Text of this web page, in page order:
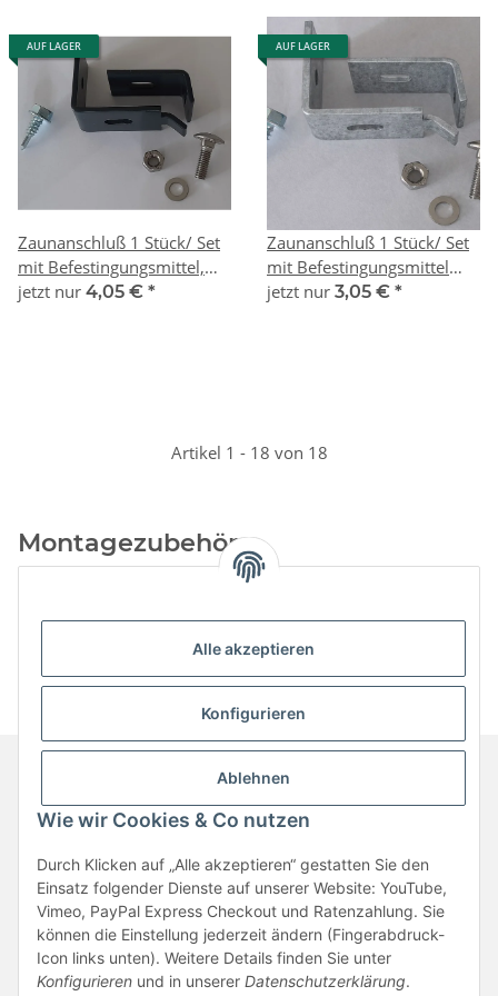
Alle akzeptieren
Konfigurieren
Ablehnen
Wie wir Cookies & Co nutzen
Durch Klicken auf „Alle akzeptieren“ gestatten Sie den
Einsatz folgender Dienste auf unserer Website: YouTube,
Vimeo, PayPal Express Checkout und Ratenzahlung. Sie
können die Einstellung jederzeit ändern (Fingerabdruck-
Icon links unten). Weitere Details finden Sie unter
Konfigurieren und in unserer Datenschutzerklärung.
Montagezubehör
AUF LAGER
Zaunanschluß 1 Stück/ Set
mit Befestingungsmittel,
RAL7016
jetzt nur 4,05 € *
AUF LAGER
Zaunanschluß 1 Stück/ Set
mit Befestingungsmittel
verzinkt
jetzt nur 3,05 € *
Artikel 1 - 18 von 18
Informationen
Gesetzliche Informationen
Vertrag widerrufen